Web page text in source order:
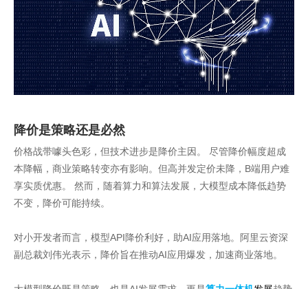
降价是策略还是必然
价格战带噱头色彩，但技术进步是降价主因。 尽管降价幅度超成
本降幅，商业策略转变亦有影响。但高并发定价未降，B端用户难
享实质优惠。 然而，随着算力和算法发展，大模型成本降低趋势
不变，降价可能持续。
对小开发者而言，模型API降价利好，助AI应用落地。阿里云资深
副总裁刘伟光表示，降价旨在推动AI应用爆发，加速商业落地。